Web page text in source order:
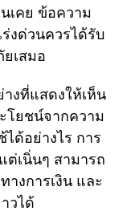
เคย ข้อความ
งด่วนควรได้รับ
เสมอ
างที่แสดงให้เห็น
โยชน์จากความ
ด้อย่างไร การ
ต่เนิ่นๆ สามารถ
งการเงิน และ
วได้